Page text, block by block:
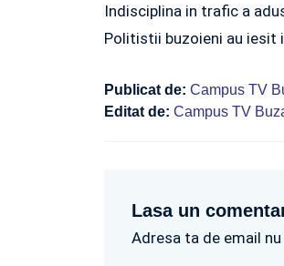
Indisciplina in trafic a
Politistii buzoieni au iesit
Publicat de: Campus TV
Editat de: Campus TV
Lasa un
Adresa ta de email